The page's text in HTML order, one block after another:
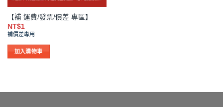
【補 運費/發票/價差 專區】
NT$1
補價差專用
加入購物車